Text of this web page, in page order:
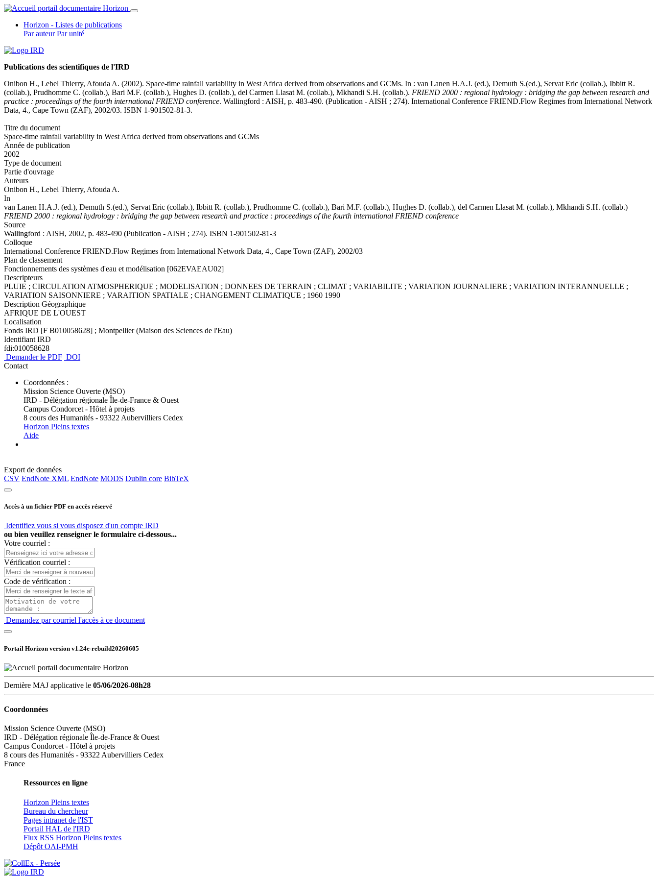
Horizon - Listes de publications
Par auteur Par unité
Publications des scientifiques de l'IRD
Onibon H., Lebel Thierry, Afouda A. (2002). Space-time rainfall variability in West Africa derived from observations and GCMs. In : van Lanen H.A.J. (ed.), Demuth S.(ed.), Servat Eric (collab.), Ibbitt R.
(collab.), Prudhomme C. (collab.), Bari M.F. (collab.), Hughes D. (collab.), del Carmen Llasat M. (collab.), Mkhandi S.H. (collab.). FRIEND 2000 : regional hydrology : bridging the gap between research and
practice : proceedings of the fourth international FRIEND conference. Wallingford : AISH, p. 483-490. (Publication - AISH ; 274). International Conference FRIEND.Flow Regimes from International Network
Data, 4., Cape Town (ZAF), 2002/03. ISBN 1-901502-81-3.
Titre du document
Space-time rainfall variability in West Africa derived from observations and GCMs
Année de publication
2002
Type de document
Partie d'ouvrage
Auteurs
Onibon H., Lebel Thierry, Afouda A.
In
van Lanen H.A.J. (ed.), Demuth S.(ed.), Servat Eric (collab.), Ibbitt R. (collab.), Prudhomme C. (collab.), Bari M.F. (collab.), Hughes D. (collab.), del Carmen Llasat M. (collab.), Mkhandi S.H. (collab.)
FRIEND 2000 : regional hydrology : bridging the gap between research and practice : proceedings of the fourth international FRIEND conference
Source
Wallingford : AISH, 2002, p. 483-490 (Publication - AISH ; 274). ISBN 1-901502-81-3
Colloque
International Conference FRIEND.Flow Regimes from International Network Data, 4., Cape Town (ZAF), 2002/03
Plan de classement
Fonctionnements des systèmes d'eau et modélisation [062EVAEAU02]
Descripteurs
PLUIE ; CIRCULATION ATMOSPHERIQUE ; MODELISATION ; DONNEES DE TERRAIN ; CLIMAT ; VARIABILITE ; VARIATION JOURNALIERE ; VARIATION INTERANNUELLE ;
VARIATION SAISONNIERE ; VARAITION SPATIALE ; CHANGEMENT CLIMATIQUE ; 1960 1990
Description Géographique
AFRIQUE DE L'OUEST
Localisation
Fonds IRD [F B010058628] ; Montpellier (Maison des Sciences de l'Eau)
Identifiant IRD
fdi:010058628
Demander le PDF DOI
Contact
Coordonnées :
Mission Science Ouverte (MSO)
IRD - Délégation régionale Île-de-France & Ouest
Campus Condorcet - Hôtel à projets
8 cours des Humanités - 93322 Aubervilliers Cedex
Horizon Pleins textes
Aide
Export de données
CSV EndNote XML EndNote MODS Dublin core BibTeX
Accès à un fichier PDF en accès réservé
Identifiez vous si vous disposez d'un compte IRD
ou bien veuillez renseigner le formulaire ci-dessous...
Votre courriel :
Vérification courriel :
Code de vérification :
Demandez par courriel l'accès à ce document
Portail Horizon version v1.24e-rebuild20260605
Dernière MAJ applicative le 05/06/2026-08h28
Coordonnées
Mission Science Ouverte (MSO)
IRD - Délégation régionale Île-de-France & Ouest
Campus Condorcet - Hôtel à projets
8 cours des Humanités - 93322 Aubervilliers Cedex
France
Ressources en ligne
Horizon Pleins textes
Bureau du chercheur
Pages intranet de l'IST
Portail HAL de l'IRD
Flux RSS Horizon Pleins textes
Dépôt OAI-PMH